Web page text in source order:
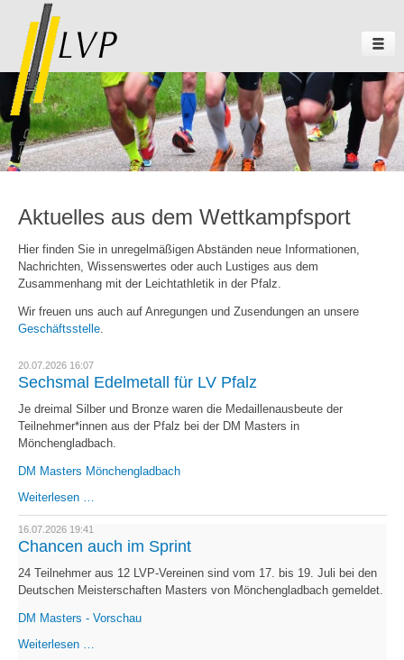
Aktuelles aus dem Wettkampfsport
Hier finden Sie in unregelmäßigen Abständen neue Informationen,
Nachrichten, Wissenswertes oder auch Lustiges aus dem
Zusammenhang mit der Leichtathletik in der Pfalz.
Wir freuen uns auch auf Anregungen und Zusendungen an unsere
Geschäftsstelle.
20.07.2026 16:07
Sechsmal Edelmetall für LV Pfalz
Je dreimal Silber und Bronze waren die Medaillenausbeute der
Teilnehmer*innen aus der Pfalz bei der DM Masters in
Mönchengladbach.
DM Masters Mönchengladbach
Weiterlesen …
LV
Pfalz
16.07.2026 19:41
Chancen auch im Sprint
24 Teilnehmer aus 12 LVP-Vereinen sind vom 17. bis 19. Juli bei den
Deutschen Meisterschaften Masters von Mönchengladbach gemeldet.
DM Masters - Vorschau
Weiterlesen …